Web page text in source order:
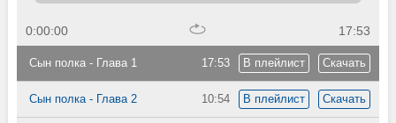
0:00:00 17:53
17:53 В плейлист Скачать
Сын полка - Глава 1
10:54 В плейлист Скачать
Сын полка - Глава 2